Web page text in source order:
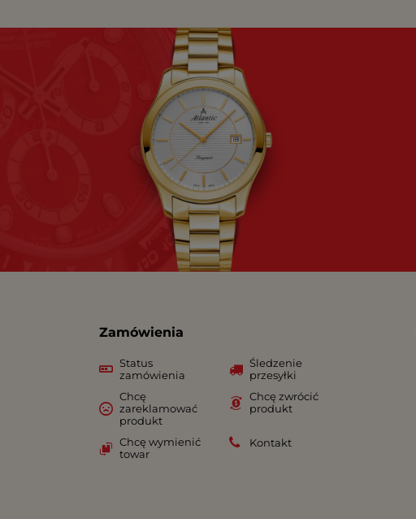
Zamówienia
Status
zamówienia
Śledzenie
przesyłki
Chcę
zareklamować
produkt
Chcę zwrócić
produkt
Chcę wymienić
towar
Kontakt